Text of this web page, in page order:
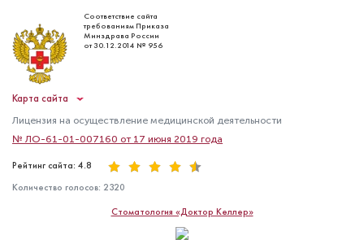
Соответствие сайта
требованиям Приказа
Минздрава России
от 30.12.2014 № 956
Карта сайта
Лицензия на осуществление медицинской деятельности
№ ЛО-61-01-007160 от 17 июня 2019 года
Рейтинг сайта: 4.8
Количество голосов: 2320
Стоматология «Доктор Келлер»